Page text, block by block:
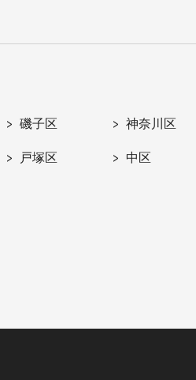
磯子区 神奈川区
戸塚区 中区